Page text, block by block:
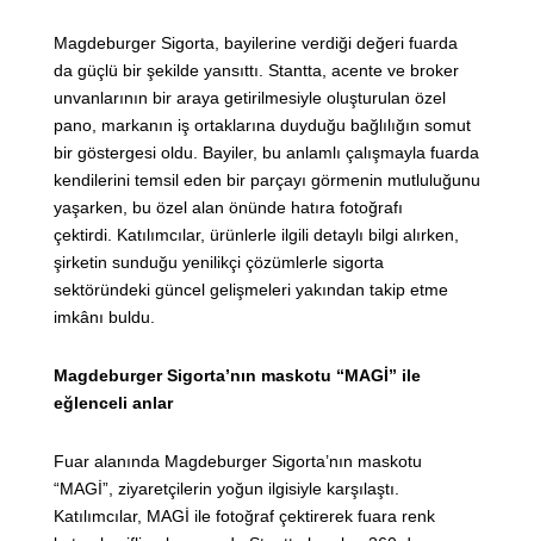
Magdeburger Sigorta, bayilerine verdiği değeri fuarda
da güçlü bir şekilde yansıttı. Stantta, acente ve broker
unvanlarının bir araya getirilmesiyle oluşturulan özel
pano, markanın iş ortaklarına duyduğu bağlılığın somut
bir göstergesi oldu. Bayiler, bu anlamlı çalışmayla fuarda
kendilerini temsil eden bir parçayı görmenin mutluluğunu
yaşarken, bu özel alan önünde hatıra fotoğrafı
çektirdi. Katılımcılar, ürünlerle ilgili detaylı bilgi alırken,
şirketin sunduğu yenilikçi çözümlerle sigorta
sektöründeki güncel gelişmeleri yakından takip etme
imkânı buldu.
Magdeburger Sigorta’nın maskotu “MAGİ” ile
eğlenceli anlar
Fuar alanında Magdeburger Sigorta’nın maskotu
“MAGİ”, ziyaretçilerin yoğun ilgisiyle karşılaştı.
Katılımcılar, MAGİ ile fotoğraf çektirerek fuara renk